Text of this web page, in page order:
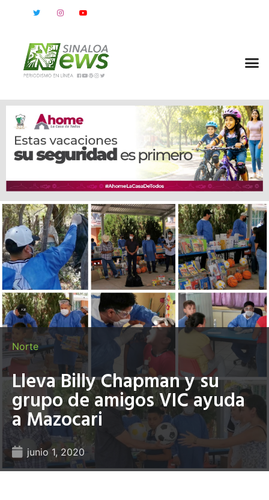
Norte
Lleva Billy Chapman y su
grupo de amigos VIC ayuda
a Mazocari
junio 1, 2020